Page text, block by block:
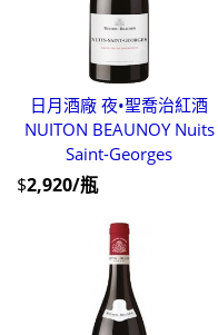
日月酒廠 夜•聖喬治紅酒
NUITON BEAUNOY Nuits
Saint-Georges
$2,920/瓶